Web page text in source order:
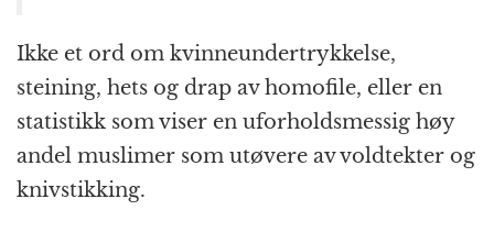
Ikke et ord om kvinneundertrykkelse,
steining, hets og drap av homofile, eller en
statistikk som viser en uforholdsmessig høy
andel muslimer som utøvere av voldtekter og
knivstikking.